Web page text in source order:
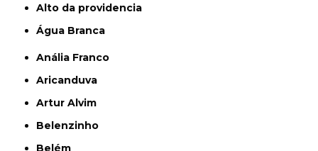
alto da providencia
Água Branca
Anália Franco
Aricanduva
Artur Alvim
Belenzinho
Belém